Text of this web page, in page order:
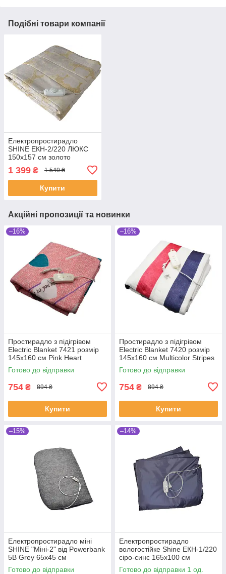
Подібні товари компанії
Електропростирадло
SHINE EКН-2/220 ЛЮКС
150x157 см золото
1 399 ₴ 1 549 ₴
Купити
Акційні пропозиції та новинки
–16%
Простирадло з підігрівом
Electric Blanket 7421 розмір
145х160 см Pink Heart
(SHiz14624)
Готово до відправки
754 ₴ 894 ₴
Купити
–16%
Простирадло з підігрівом
Electric Blanket 7420 розмір
145х160 см Multicolor Stripes
(SHiz14627)
Готово до відправки
754 ₴ 894 ₴
Купити
–15%
Електропростирадло міні
SHINE "Міні-2" від Powerbank
5В Grey 65х45 см
(SHiz14678)
Готово до відправки
–14%
Електропростирадло
вологостійке Shine ЕКН-1/220
сіро-синє 165х100 см
(SHiz17059)
Готово до відправки 1 од.